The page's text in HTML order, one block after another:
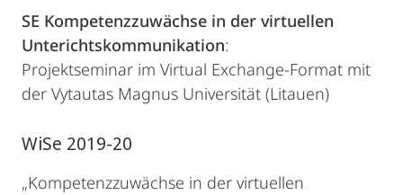
SE Kompetenzzuwächse in der virtuellen
Unterichtskommunikation:
Projektseminar im Virtual Exchange-Format mit
der Vytautas Magnus Universität (Litauen)
WiSe 2019-20
„Kompetenzzuwächse in der virtuellen